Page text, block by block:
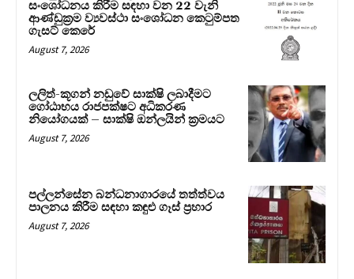
සංශෝධනය කිරීම සඳහා වන 22 වැනි
ආණ්ඩුක්‍රම ව්‍යවස්ථා සංශෝධන කෙටුම්පත
ගැසට් කෙරේ
August 7, 2026
ලලිත්-කූගන් නඩුවේ සාක්ෂි ලබාදීමට
ගෝඨාභය රාජපක්ෂට අධිකරණ
නියෝගයක් – සාක්ෂි ඔන්ලයින් ක්‍රමයට
August 7, 2026
පල්ලන්සේන බන්ධනාගාරයේ තත්ත්වය
පාලනය කිරීම සඳහා කඳුළු ගෑස් ප්‍රහාර
August 7, 2026